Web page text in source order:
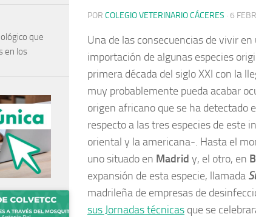
POR COLEGIO VETERINARIO CÁCERES · 6
Una de las consecuencias de vivir
importación de algunas especies
primera década del siglo XXI con la
muy probablemente pueda acabar
origen africano que se ha
respecto a las tres especies de este
oriental y la americana-. Hasta el
uno situado en Madrid y, el otro, en
expansión de esta especie, llamada
madrileña de empresas de
sus Jornadas técnicas que se
que
en los